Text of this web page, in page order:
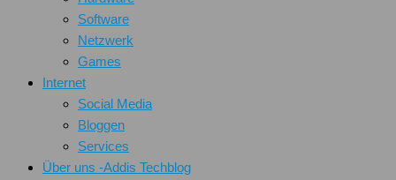
Software
Netzwerk
Games
Internet
Social Media
Bloggen
Services
Über uns -Addis Techblog